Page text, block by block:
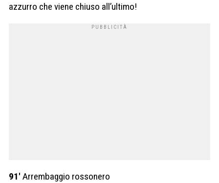
azzurro che viene chiuso all’ultimo!
91′ Arrembaggio rossonero